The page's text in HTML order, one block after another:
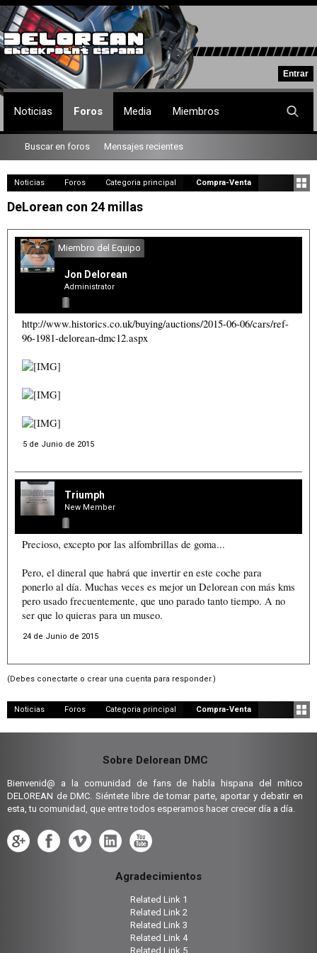
Noticias Foros Categoria principal Compra-Venta
DeLorean con 24 millas
Miembro del Equipo
Jon Delorean
Administrator
http://www.historics.co.uk/buying/auctions/2015-06-06/cars/ref-
96-1981-delorean-dmc12.aspx
5 de Junio de 2015
Triumph
New Member
Precioso, excepto por las alfombrillas de goma...
Pero, el dineral que habrá que invertir en este coche para
ponerlo al día. Muchas veces es mejor un Delorean con más kms
pero usado frecuentemente, que uno parado tanto tiempo. A no
ser que lo quieras para un museo.
24 de Junio de 2015
(Debes conectarte o crear una cuenta para responder.)
Noticias Foros Categoria principal Compra-Venta
Noticias Foros
Buscar en foros Mensajes recientes
Media Miembros
Sobre Delorean DMC
Bienvenid@ a la comunidad de fans de habla hispana del mítico
DELOREAN de DMC. Siéntete libre de tomar parte, aportar y debatir en
esta, tu comunidad, que entre todos esperamos hacer crecer día a día.
Agradecimientos
Related Link 1
Related Link 2
Related Link 3
Related Link 4
Related Link 5